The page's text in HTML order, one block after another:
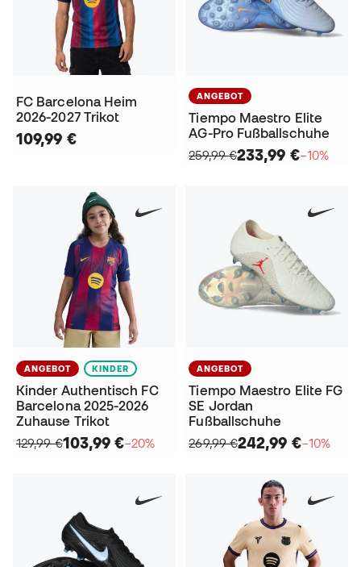
FC Barcelona Heim
2026-2027 Trikot
109,99 €
ANGEBOT
Tiempo Maestro Elite
AG-Pro Fußballschuhe
259,99 €233,99 €−10%
ANGEBOT KINDER
Kinder Authentisch FC
Barcelona 2025-2026
Zuhause Trikot
129,99 €103,99 €−20%
ANGEBOT
Tiempo Maestro Elite FG
SE Jordan
Fußballschuhe
269,99 €242,99 €−10%